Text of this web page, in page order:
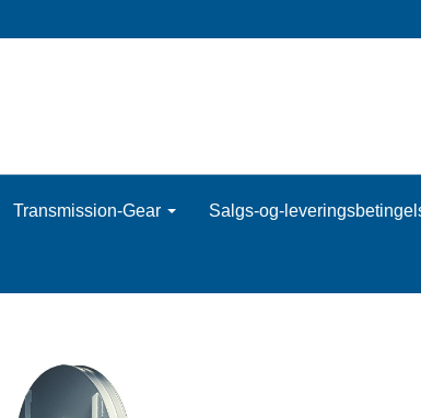
Transmission-Gear Salgs-og-